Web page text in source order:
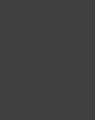
sicheres